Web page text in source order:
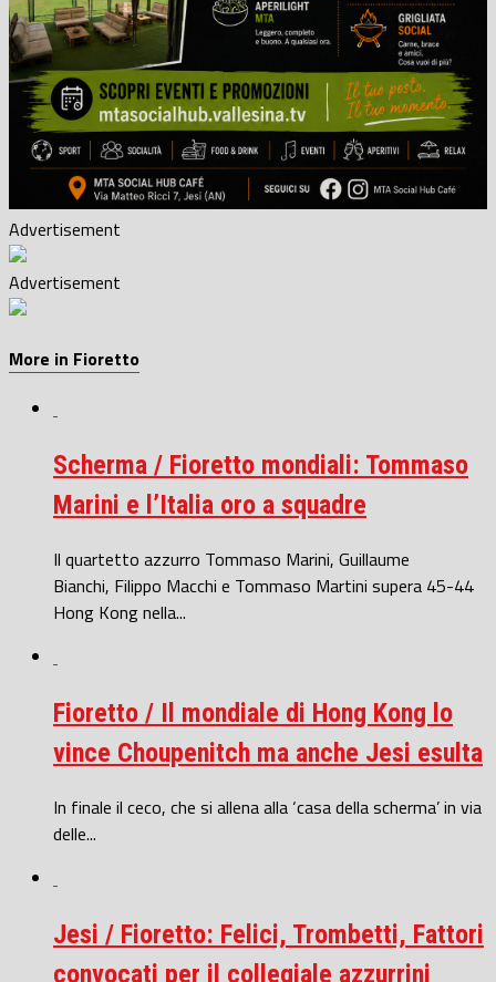
Advertisement
Advertisement
More in Fioretto
Scherma / Fioretto mondiali: Tommaso
Marini e l’Italia oro a squadre
Il quartetto azzurro Tommaso Marini, Guillaume
Bianchi, Filippo Macchi e Tommaso Martini supera 45-44
Hong Kong nella...
Fioretto / Il mondiale di Hong Kong lo
vince Choupenitch ma anche Jesi esulta
In finale il ceco, che si allena alla ‘casa della scherma’ in via
delle...
Jesi / Fioretto: Felici, Trombetti, Fattori
convocati per il collegiale azzurrini